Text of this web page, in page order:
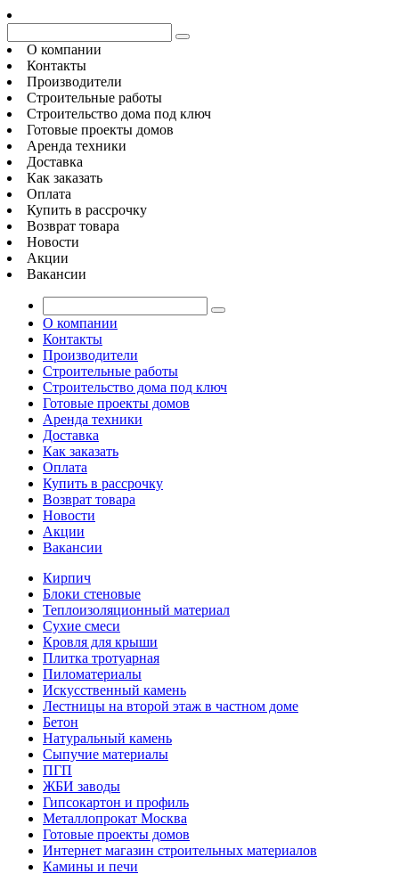
О компании
Контакты
Производители
Строительные работы
Строительство дома под ключ
Готовые проекты домов
Аренда техники
Доставка
Как заказать
Оплата
Купить в рассрочку
Возврат товара
Новости
Акции
Вакансии
О компании
Контакты
Производители
Строительные работы
Строительство дома под ключ
Готовые проекты домов
Аренда техники
Доставка
Как заказать
Оплата
Купить в рассрочку
Возврат товара
Новости
Акции
Вакансии
Кирпич
Блоки стеновые
Теплоизоляционный материал
Сухие смеси
Кровля для крыши
Плитка тротуарная
Пиломатериалы
Искусственный камень
Лестницы на второй этаж в частном доме
Бетон
Натуральный камень
Сыпучие материалы
ПГП
ЖБИ заводы
Гипсокартон и профиль
Металлопрокат Москва
Готовые проекты домов
Интернет магазин строительных материалов
Камины и печи